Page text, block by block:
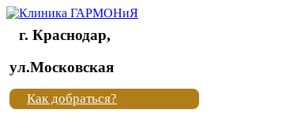
Клиника
"Новая
жизнь"
г. Краснодар,
ул.Московская
Как добраться?